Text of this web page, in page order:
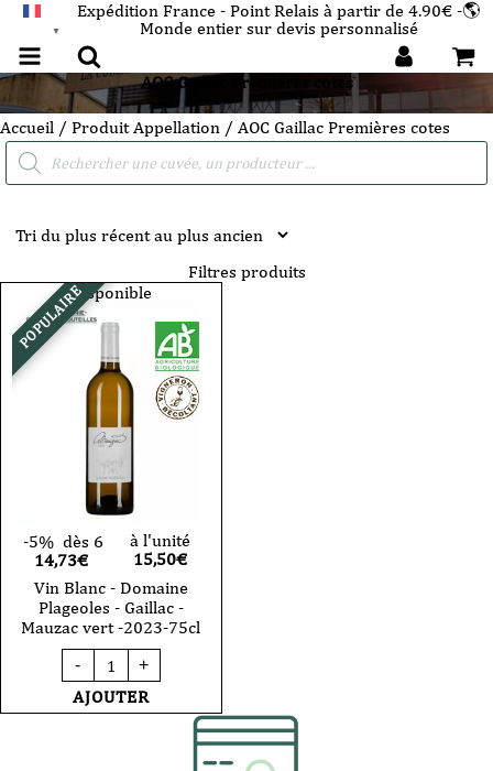
▼
Expédition France - Point Relais à partir de 4.90€ -🌎
Monde entier sur devis personnalisé
AOC Gaillac Premières cotes
Accueil / Produit Appellation / AOC Gaillac Premières cotes
Recherche
Filtres produits
POPULAIREDisponible
-5% dès 6
14,73€
à l'unité
15,50€
Vin Blanc - Domaine
Plageoles - Gaillac -
Mauzac vert -2023-75cl
-
quantité
de
Vin
Blanc
+
AJOUTER